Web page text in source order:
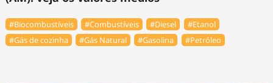
#Biocombustíveis #Combustíveis #Diesel
#Etanol
#Gás de cozinha
#Gás Natural #Gasolina #Petróleo